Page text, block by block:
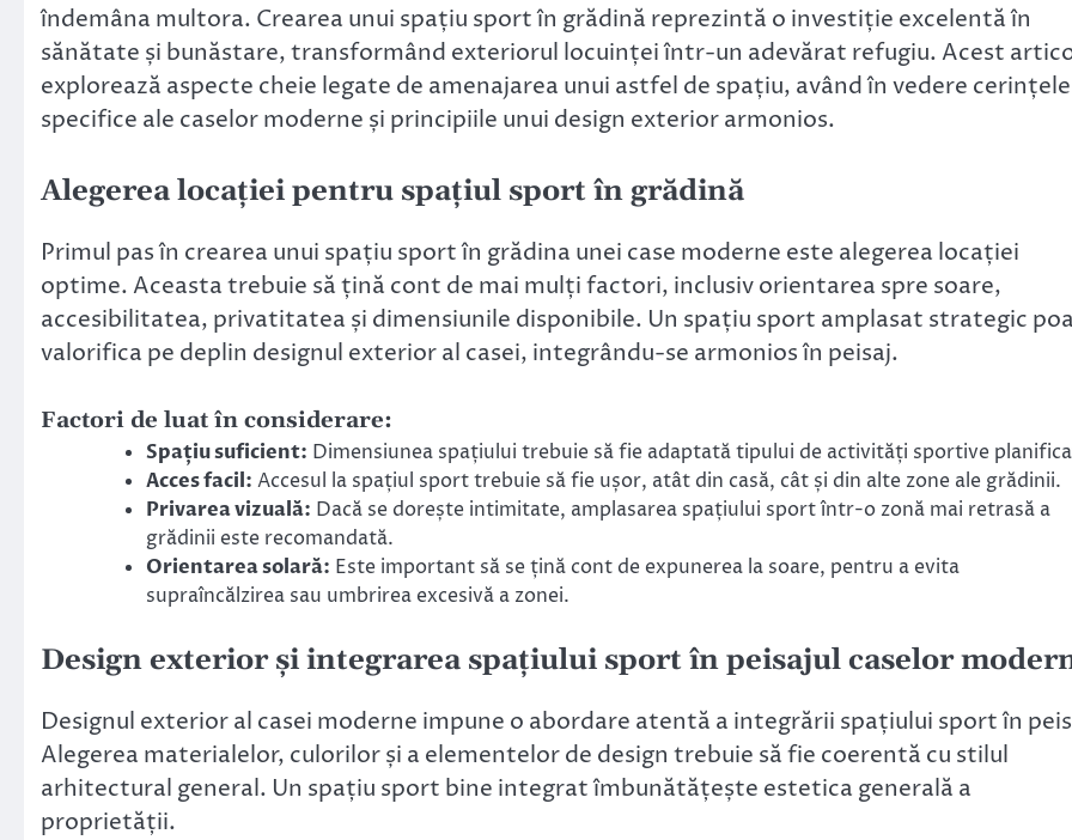
îndemâna multora. Crearea unui spațiu sport în grădină reprezintă o investiție excelentă în
sănătate și bunăstare, transformând exteriorul locuinței într-un adevărat refugiu. Acest
explorează aspecte cheie legate de amenajarea unui astfel de spațiu, având în vedere cerințele
specifice ale caselor moderne și principiile unui design exterior armonios.
Alegerea locației pentru spațiul sport în grădină
Primul pas în crearea unui spațiu sport în grădina unei case moderne este alegerea locației
optime. Aceasta trebuie să țină cont de mai mulți factori, inclusiv orientarea spre soare,
accesibilitatea, privatitatea și dimensiunile disponibile. Un spațiu sport amplasat strategic
valorifica pe deplin designul exterior al casei, integrându-se armonios în peisaj.
Factori de luat în considerare:
Spațiu suficient: Dimensiunea spațiului trebuie să fie adaptată tipului de activități sportive
Acces facil: Accesul la spațiul sport trebuie să fie ușor, atât din casă, cât și din alte zone ale grădinii.
Privarea vizuală: Dacă se dorește intimitate, amplasarea spațiului sport într-o zonă mai retrasă a
grădinii este recomandată.
Orientarea solară: Este important să se țină cont de expunerea la soare, pentru a evita
supraîncălzirea sau umbrirea excesivă a zonei.
Design exterior și integrarea spațiului sport în peisajul caselor
Designul exterior al casei moderne impune o abordare atentă a integrării spațiului sport în
Alegerea materialelor, culorilor și a elementelor de design trebuie să fie coerentă cu stilul
arhitectural general. Un spațiu sport bine integrat îmbunătățește estetica generală a
proprietății.